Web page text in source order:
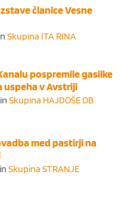
članice Vesne
Skupina ITA RINA
pospremile gasilke
uspeha v Avstriji
in Skupina HAJDOŠE OB
med pastirji na
in Skupina STRANJE